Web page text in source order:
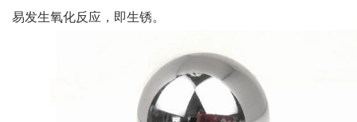
易发生氧化反应，即生锈。